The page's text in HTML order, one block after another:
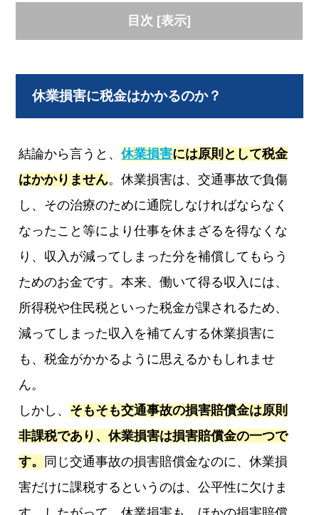
目次 [表示]
休業損害に税金はかかるのか？
結論から言うと、休業損害には原則として税金
はかかりません。休業損害は、交通事故で負傷
し、その治療のために通院しなければならなく
なったこと等により仕事を休まざるを得なくな
り、収入が減ってしまった分を補償してもらう
ためのお金です。本来、働いて得る収入には、
所得税や住民税といった税金が課されるため、
減ってしまった収入を補てんする休業損害に
も、税金がかかるように思えるかもしれませ
ん。
しかし、 そもそも交通事故の損害賠償金は原則
非課税であり、休業損害は損害賠償金の一つで
す。
同じ交通事故の損害賠償金なのに、休業損
害だけに課税するというのは、公平性に欠けま